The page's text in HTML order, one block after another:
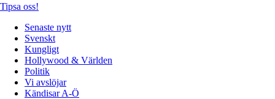
Tipsa oss!
Senaste nytt
Svenskt
Kungligt
Hollywood & Världen
Politik
Vi avslöjar
Kändisar A-Ö